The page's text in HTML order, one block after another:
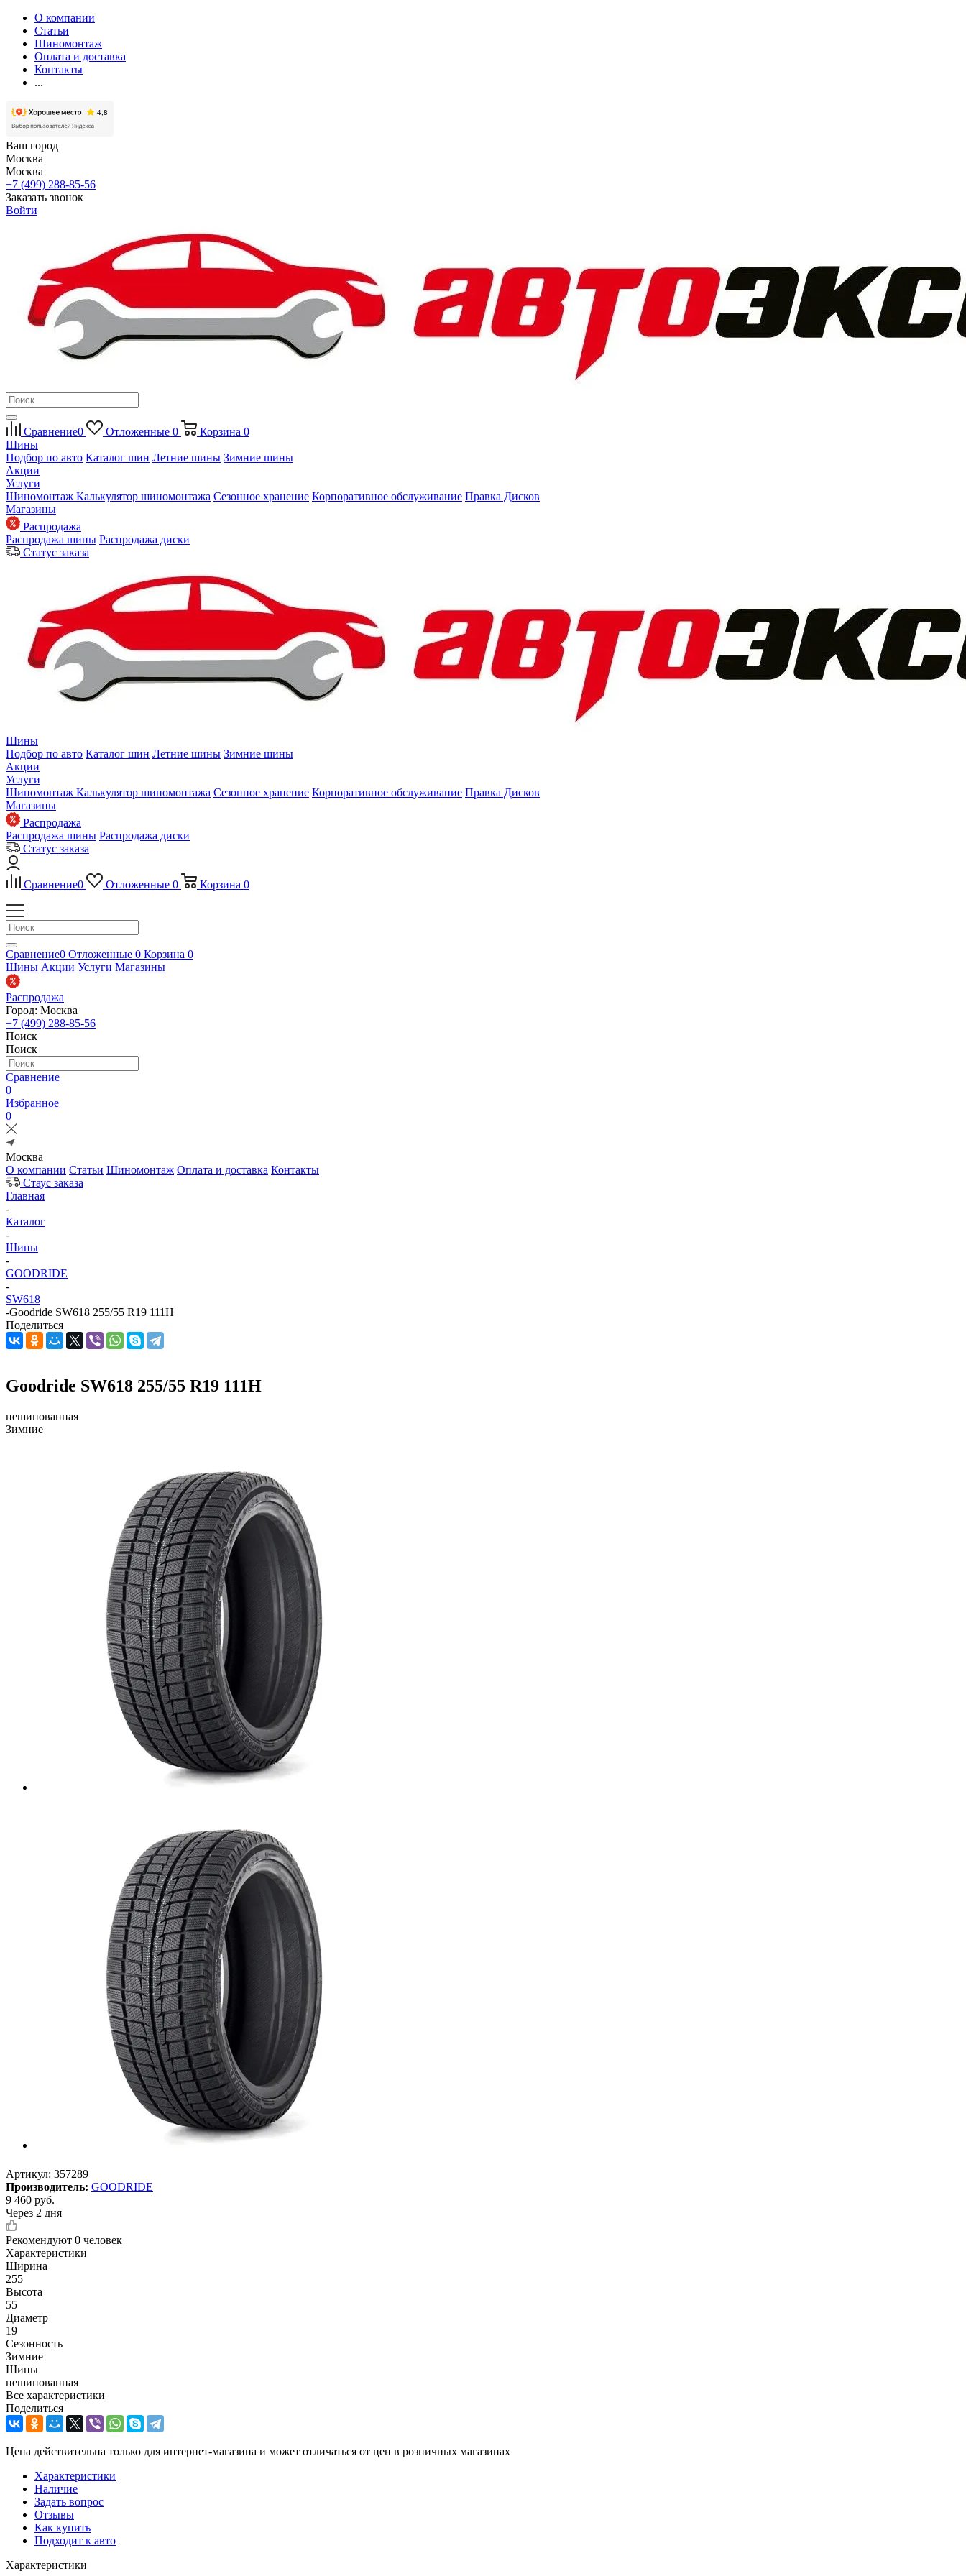
О компании
Статьи
Шиномонтаж
Оплата и доставка
Контакты
...
Ваш город
Москва
Москва
+7 (499) 288-85-56
Заказать звонок
Войти
Сравнение0 Отложенные 0 Корзина 0
Шины
Подбор по авто Каталог шин Летние шины Зимние шины
Акции
Услуги
Шиномонтаж Калькулятор шиномонтажа Сезонное хранение Корпоративное обслуживание Правка Дисков
Магазины
Распродажа
Распродажа шины Распродажа диски
Статус заказа
Шины
Подбор по авто Каталог шин Летние шины Зимние шины
Акции
Услуги
Шиномонтаж Калькулятор шиномонтажа Сезонное хранение Корпоративное обслуживание Правка Дисков
Магазины
Распродажа
Распродажа шины Распродажа диски
Статус заказа
Сравнение0 Отложенные 0 Корзина 0
Сравнение0 Отложенные 0 Корзина 0
Шины Акции Услуги Магазины
Распродажа
Город: Москва
+7 (499) 288-85-56
Поиск
Поиск
Сравнение
0
Избранное
0
Москва
О компании Статьи Шиномонтаж Оплата и доставка Контакты
Стаус заказа
Главная
-
Каталог
-
Шины
-
GOODRIDE
-
SW618
-Goodride SW618 255/55 R19 111H
Поделиться
Goodride SW618 255/55 R19 111H
нешипованная
Зимние
Артикул: 357289
Производитель: GOODRIDE
9 460 руб.
Через 2 дня
Рекомендуют 0 человек
Характеристики
Ширина
255
Высота
55
Диаметр
19
Сезонность
Зимние
Шипы
нешипованная
Все характеристики
Поделиться
Цена действительна только для интернет-магазина и может отличаться от цен в розничных магазинах
Характеристики
Наличие
Задать вопрос
Отзывы
Как купить
Подходит к авто
Характеристики